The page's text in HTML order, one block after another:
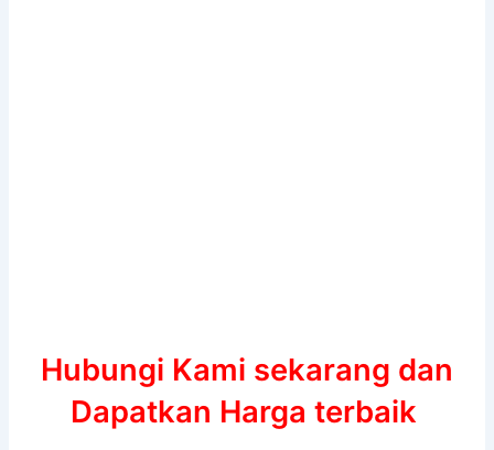
Hubungi Kami sekarang dan
Dapatkan Harga terbaik